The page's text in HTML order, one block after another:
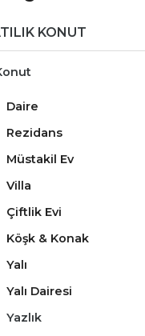
KONUT
Daire
Rezidans
Müstakil Ev
Villa
Çiftlik Evi
Köşk & Konak
Yalı
Yalı Dairesi
Yazlık